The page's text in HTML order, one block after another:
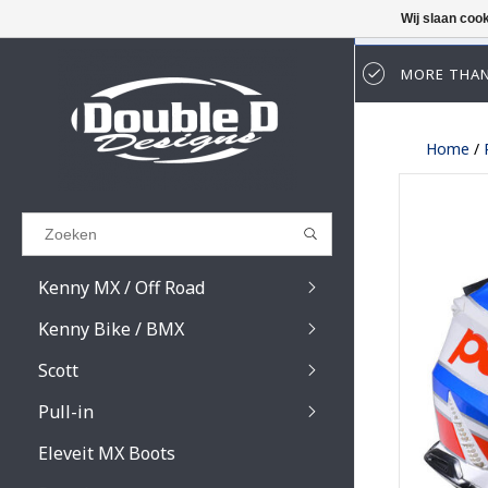
Results found (0)
GA TERUG
Kenny MX / Off Road
Kenny Bike / BMX
Scott
Prospect / Fury
Prospect / Fury
Primal / Split /
Pull-in
Eleveit MX Boots
MORE
Home /
Wij slaan